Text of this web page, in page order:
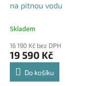
na pitnou vodu
Skladem
16 190 Kč bez DPH
19 590 Kč
Do košíku